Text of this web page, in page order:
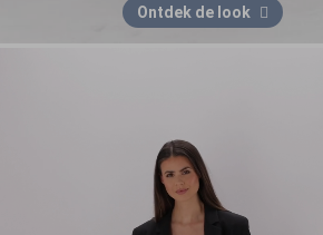
Ontdek de look